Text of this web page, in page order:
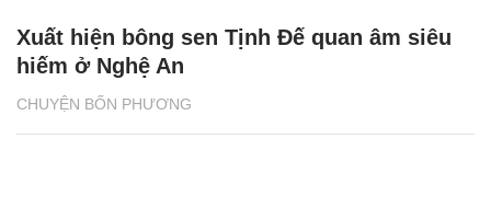
CHUYỆN BỐN PHƯƠNG
Xuất hiện bông sen Tịnh Đế quan âm siêu
hiếm ở Nghệ An